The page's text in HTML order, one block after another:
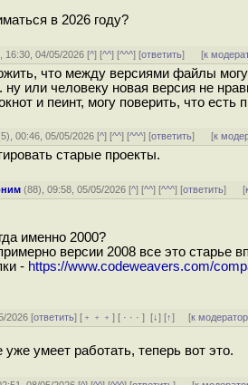
в 2026 году?
16:30, 04/05/2026 [^] [^^] [^^^] [ответить] [к
что между версиями файлы
ну или человеку новая версия не
и пеинт, могу поверить, что
5), 00:46, 05/05/2026 [^] [^^] [^^^] [ответить] [к
старые проекты.
(88), 09:58, 05/05/2026 [^] [^^] [^^^] [ответить] [
именно 2000?
версии 2008 все это старье
- https://www.codeweavers.com/
2026 [ответить] [ ﹢﹢﹢] [ · · ·][↓] [↑] [к
умеет работать, теперь вот это.